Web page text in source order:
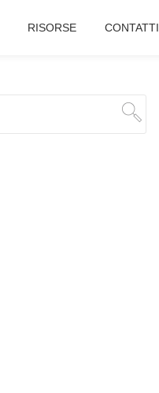
RISORSE CONTATTI